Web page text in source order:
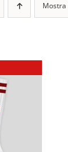
Mostra